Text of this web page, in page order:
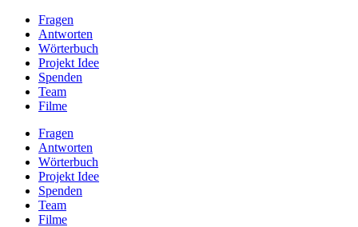
Fragen
Antworten
Wörterbuch
Projekt Idee
Spenden
Team
Filme
Fragen
Antworten
Wörterbuch
Projekt Idee
Spenden
Team
Filme